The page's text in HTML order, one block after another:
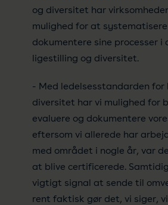
og diversitet har
mulighed for at
dokumentere sine processer i
ligestilling og diversitet.
- Med ledelsesstandarden for
diversitet har vi mulighed for
evaluere og dokumentere
eftersom vi allerede har
med området i nogle år, var
at blive certificerede.
vigtigt signal at sende til
rent faktisk gør det, vi siger,